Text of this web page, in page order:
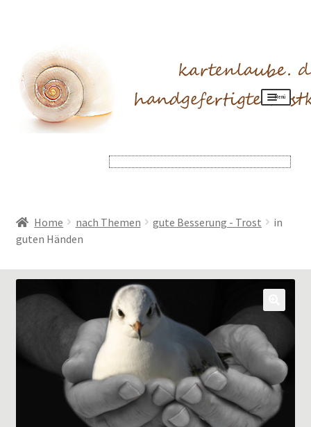
Menü
Mein Konto
Home nach Themen gute Besserung - Trost
in
guten Händen